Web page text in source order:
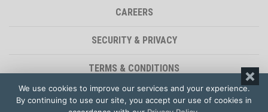
CAREERS
SECURITY & PRIVACY
TERMS & CONDITIONS
ACCESSIBILITY STATEMENT
We use cookies to improve our services and your experience.
By continuing to use our site, you accept our use of cookies in